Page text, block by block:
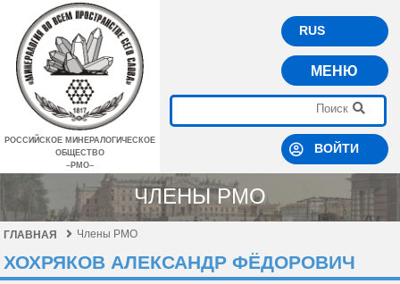
РОССИЙСКОЕ МИНЕРАЛОГИЧЕСКОЕ
ОБЩЕСТВО
–РМО–
RUS
МЕНЮ
ВОЙТИ
ЧЛЕНЫ РМО
ГЛАВНАЯ Члены РМО
ХОХРЯКОВ АЛЕКСАНДР ФЁДОРОВИЧ